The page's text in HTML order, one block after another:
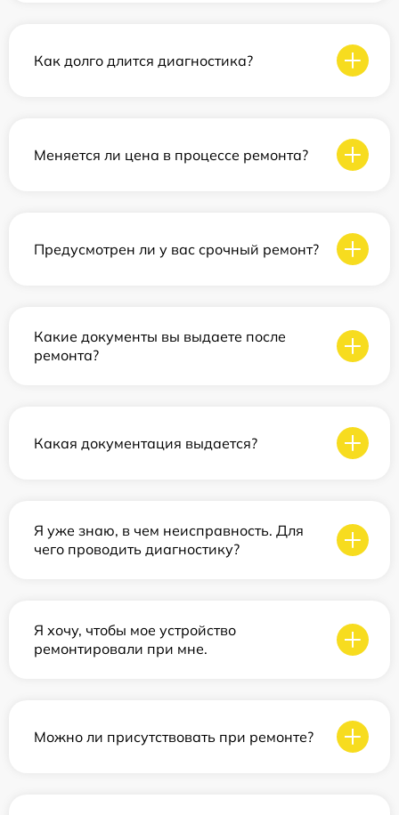
Как долго длится диагностика?
Меняется ли цена в процессе ремонта?
Предусмотрен ли у вас срочный ремонт?
Какие документы вы выдаете после
ремонта?
Какая документация выдается?
Я уже знаю, в чем неисправность. Для
чего проводить диагностику?
Я хочу, чтобы мое устройство
ремонтировали при мне.
Можно ли присутствовать при ремонте?